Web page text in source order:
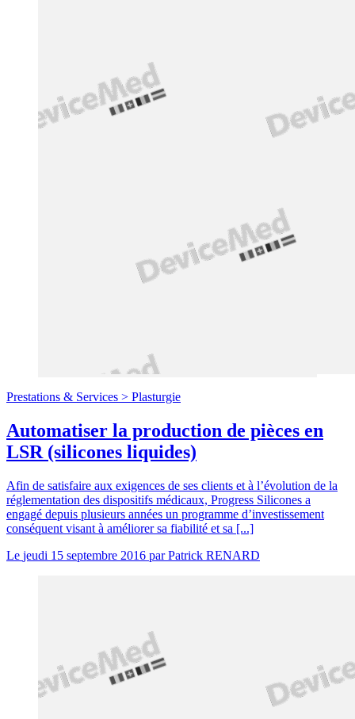
Prestations & Services > Plasturgie
Automatiser la production de pièces en
LSR (silicones liquides)
Afin de satisfaire aux exigences de ses clients et à l’évolution de la
réglementation des dispositifs médicaux, Progress Silicones a
engagé depuis plusieurs années un programme d’investissement
conséquent visant à améliorer sa fiabilité et sa [...]
Le jeudi 15 septembre 2016 parPatrick RENARD